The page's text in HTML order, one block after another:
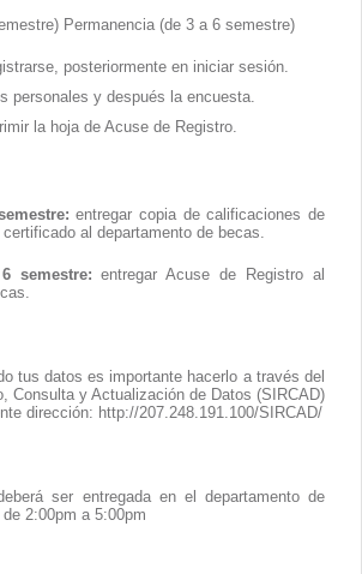
Permanencia (de 3 a 6 semestre)
posteriormente en iniciar sesión.
personales y después la encuesta.
la hoja de Acuse de Registro.
entregar copia de calificaciones de
al departamento de becas.
semestre: entregar Acuse de Registro al
tus datos es importante hacerlo a través del
Consulta y Actualización de Datos (SIRCAD)
dirección: http://207.248.191.100/SIRCAD/
ser entregada en el departamento de
2:00pm a 5:00pm